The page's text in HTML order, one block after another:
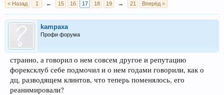
< Назад 1 ← 15 16 17 18 19 → 21 Вперёд >
kampaxa
Профи форума
странно, а говорил о нем совсем другое и репутацию
форексклуб себе подмочил и о нем годами говорили, как о
дц, разводящем клинтов, что теперь поменялось, его
реанимировали?